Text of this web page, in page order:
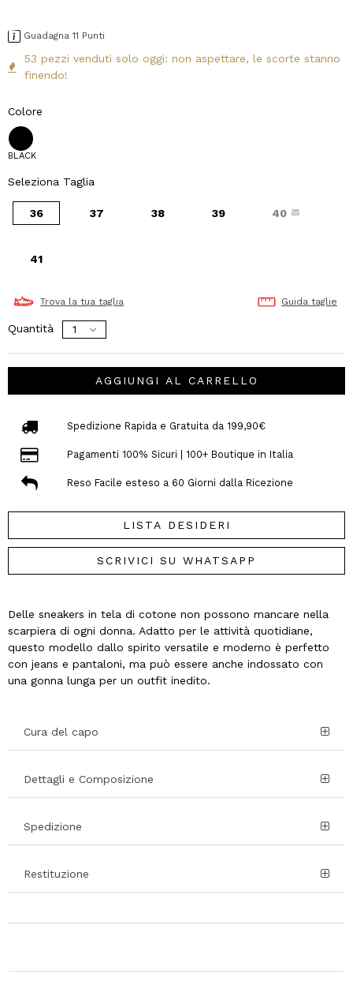
Guadagna 11 Punti
53 pezzi venduti solo oggi: non aspettare, le scorte stanno
finendo!
Colore
BLACK
Seleziona Taglia
36 37 38 39 40
41
Trova la tua taglia Guida taglie
Quantità
AGGIUNGI AL CARRELLO
Spedizione Rapida e Gratuita da 199,90€
Pagamenti 100% Sicuri | 100+ Boutique in Italia
Reso Facile esteso a 60 Giorni dalla Ricezione
LISTA DESIDERI
SCRIVICI SU WHATSAPP
Delle sneakers in tela di cotone non possono mancare nella
scarpiera di ogni donna. Adatto per le attività quotidiane,
questo modello dallo spirito versatile e moderno è perfetto
con jeans e pantaloni, ma può essere anche indossato con
una gonna lunga per un outfit inedito.
Cura del capo
Dettagli e Composizione
Spedizione
Restituzione